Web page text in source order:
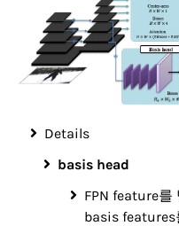
Details
basis head
FPN feature를
basis features